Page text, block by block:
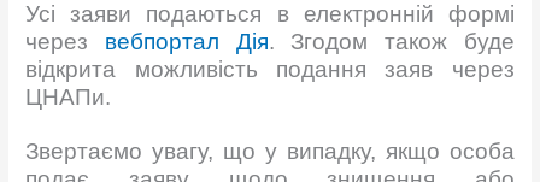
Усі заяви подаються в електронній формі
через вебпортал Дія. Згодом також буде
відкрита можливість подання заяв через
ЦНАПи.
Звертаємо увагу, що у випадку, якщо особа